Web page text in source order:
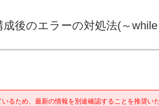
後のエラーの対処法(～
るため、最新の情報を別途確認することを推奨い